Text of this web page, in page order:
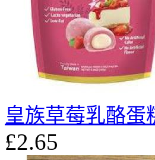
皇族草莓乳酪蛋
£2.65